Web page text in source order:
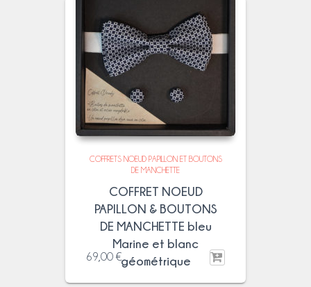
COFFRETS NOEUD PAPILLON ET BOUTONS
DE MANCHETTE
COFFRET NOEUD
PAPILLON & BOUTONS
DE MANCHETTE bleu
Marine et blanc
géométrique
69,00€